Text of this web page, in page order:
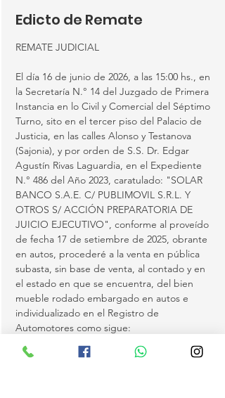
Edicto de Remate
REMATE JUDICIAL
El día 16 de junio de 2026, a las 15:00 hs., en
la Secretaría N.° 14 del Juzgado de Primera
Instancia en lo Civil y Comercial del Séptimo
Turno, sito en el tercer piso del Palacio de
Justicia, en las calles Alonso y Testanova
(Sajonia), y por orden de S.S. Dr. Edgar
Agustín Rivas Laguardia, en el Expediente
N.° 486 del Año 2023, caratulado: "SOLAR
BANCO S.A.E. C/ PUBLIMOVIL S.R.L. Y
OTROS S/ ACCIÓN PREPARATORIA DE
JUICIO EJECUTIVO", conforme al proveído
de fecha 17 de setiembre de 2025, obrante
en autos, procederé a la venta en pública
subasta, sin base de venta, al contado y en
el estado en que se encuentra, del bien
mueble rodado embargado en autos e
individualizado en el Registro de
Automotores como sigue:
Chapa: UAE313.